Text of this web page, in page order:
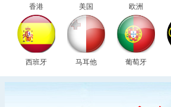
香港 美国 欧洲
西班牙 马耳他 葡萄牙